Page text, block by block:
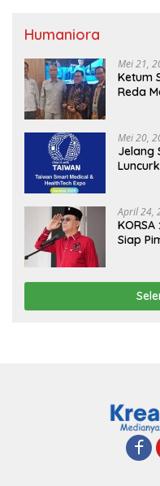
Humaniora
Mei 21,
Ketum
Reda
MBG,
Mei 20,
Jelang
April 24,
Siap